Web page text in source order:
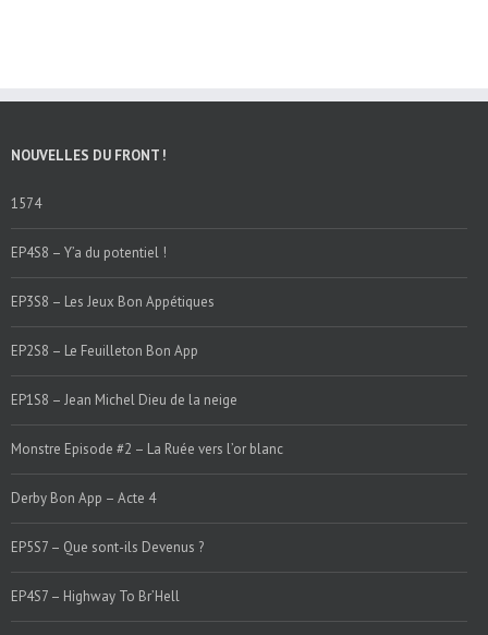
NOUVELLES DU FRONT !
1574
EP4S8 – Y’a du potentiel !
EP3S8 – Les Jeux Bon Appétiques
EP2S8 – Le Feuilleton Bon App
EP1S8 – Jean Michel Dieu de la neige
Monstre Episode #2 – La Ruée vers l’or blanc
Derby Bon App – Acte 4
EP5S7 – Que sont-ils Devenus ?
EP4S7 – Highway To Br’Hell